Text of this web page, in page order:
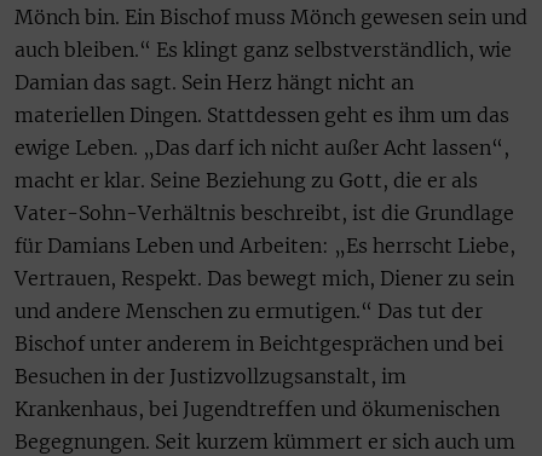
Mönch bin. Ein Bischof muss Mönch gewesen sein und
auch bleiben.“ Es klingt ganz selbstverständlich, wie
Damian das sagt. Sein Herz hängt nicht an
materiellen Dingen. Stattdessen geht es ihm um das
ewige Leben. „Das darf ich nicht außer Acht lassen“,
macht er klar. Seine Beziehung zu Gott, die er als
Vater-Sohn-Verhältnis beschreibt, ist die Grundlage
für Damians Leben und Arbeiten: „Es herrscht Liebe,
Vertrauen, Respekt. Das bewegt mich, Diener zu sein
und andere Menschen zu ermutigen.“ Das tut der
Bischof unter anderem in Beichtgesprächen und bei
Besuchen in der Justizvollzugsanstalt, im
Krankenhaus, bei Jugendtreffen und ökumenischen
Begegnungen. Seit kurzem kümmert er sich auch um